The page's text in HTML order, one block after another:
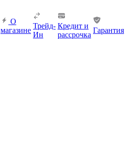
О
магазине
Трейд-
Ин
Кредит и
рассрочка
Гарантия